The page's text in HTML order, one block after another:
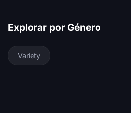
Explorar por Género
Variety